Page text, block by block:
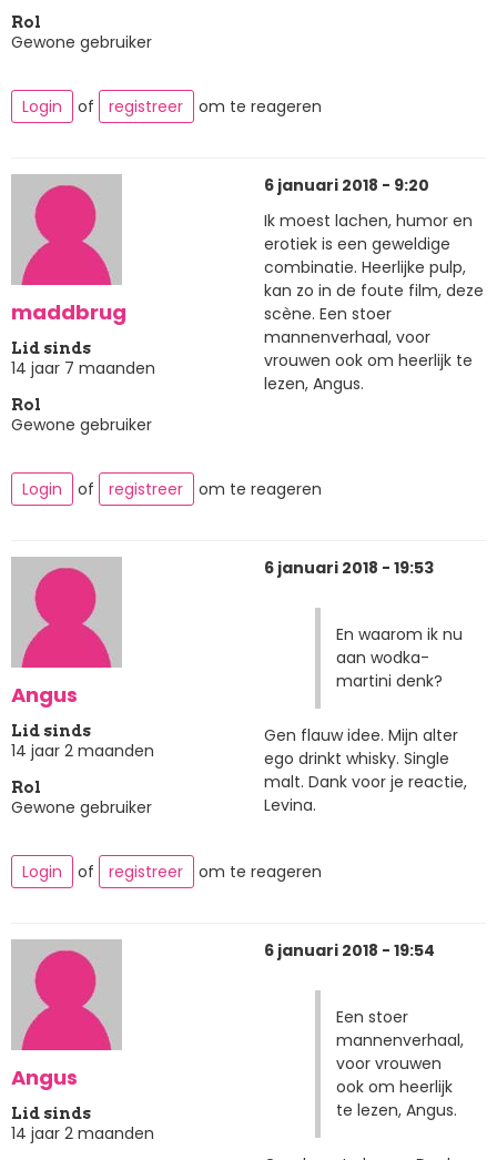
Rol
Gewone gebruiker
Login of registreer om te reageren
maddbrug
Lid sinds
14 jaar 7 maanden
Rol
Gewone gebruiker
6 januari 2018 - 9:20
Ik moest lachen, humor en
erotiek is een geweldige
combinatie. Heerlijke pulp,
kan zo in de foute film, deze
scène. Een stoer
mannenverhaal, voor
vrouwen ook om heerlijk te
lezen, Angus.
Login of registreer om te reageren
Angus
Lid sinds
14 jaar 2 maanden
Rol
Gewone gebruiker
6 januari 2018 - 19:53
En waarom ik nu
aan wodka-
martini denk?
Gen flauw idee. Mijn alter
ego drinkt whisky. Single
malt. Dank voor je reactie,
Levina.
Login of registreer om te reageren
Angus
Lid sinds
14 jaar 2 maanden
6 januari 2018 - 19:54
Een stoer
mannenverhaal,
voor vrouwen
ook om heerlijk
te lezen, Angus.